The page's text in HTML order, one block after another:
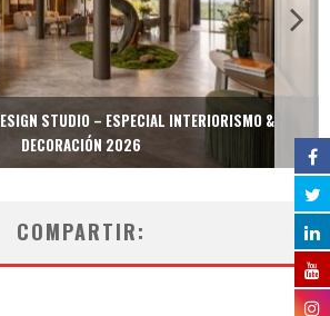
STUDIO – ESPECIAL INTERIORISMO &
DECORACIÓN 2026
COMPARTIR: